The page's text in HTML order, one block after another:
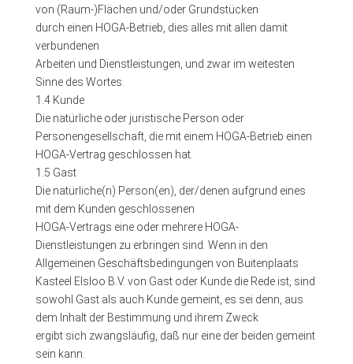
von (Raum-)Flächen und/oder Grundstücken
durch einen HOGA-Betrieb, dies alles mit allen damit
verbundenen
Arbeiten und Dienstleistungen, und zwar im weitesten
Sinne des Wortes.
1.4 Kunde
Die natürliche oder juristische Person oder
Personengesellschaft, die mit einem HOGA-Betrieb einen
HOGA-Vertrag geschlossen hat.
1.5 Gast
Die natürliche(n) Person(en), der/denen aufgrund eines
mit dem Kunden geschlossenen
HOGA-Vertrags eine oder mehrere HOGA-
Dienstleistungen zu erbringen sind. Wenn in den
Allgemeinen Geschäftsbedingungen von Buitenplaats
Kasteel Elsloo B.V. von Gast oder Kunde die Rede ist, sind
sowohl Gast als auch Kunde gemeint, es sei denn, aus
dem Inhalt der Bestimmung und ihrem Zweck
ergibt sich zwangsläufig, daß nur eine der beiden gemeint
sein kann.